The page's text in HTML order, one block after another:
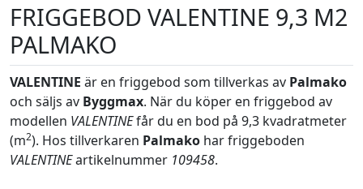
FRIGGEBOD VALENTINE 9,3 M2
PALMAKO
VALENTINE är en friggebod som tillverkas av Palmako
och säljs av Byggmax. När du köper en friggebod av
modellen VALENTINEfår du en bod på 9,3 kvadratmeter
(m2). Hos tillverkaren Palmako har friggeboden
VALENTINEartikelnummer 109458.